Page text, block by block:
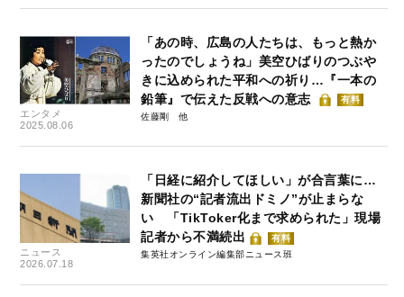
エンタメ
2025.08.06
「あの時、広島の人たちは、もっと熱か
ったのでしょうね」美空ひばりのつぶや
きに込められた平和への祈り…『一本の
鉛筆』で伝えた反戦への意志
有料
佐藤剛
ニュース
2026.07.18
「日経に紹介してほしい」が合言葉に…
新聞社の“記者流出ドミノ”が止まらな
い 「TikToker化まで求められた」現場
記者から不満続出
有料
集英社オンライン編集部ニュース班